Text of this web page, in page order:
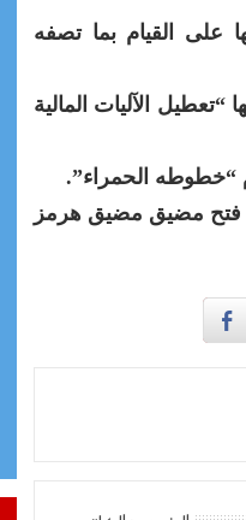
على القيام بما تصفه
معلومات من شأنها “تعطيل الآليات المالية
“خطوطه الحمراء”.
فتح مضيق مضيق هرمز